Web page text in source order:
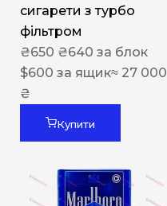
сигарети з турбо
фільтром
₴650 ₴640 за блок
$600 за ящик≈ 27 000
₴
Купити